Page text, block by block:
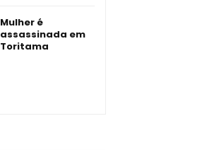
Mulher é
assassinada em
Toritama